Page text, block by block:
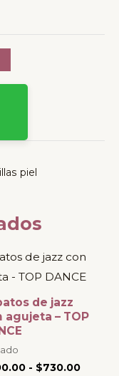
piel
de jazz
agujeta – TOP
- $730.00
Rango
hasta